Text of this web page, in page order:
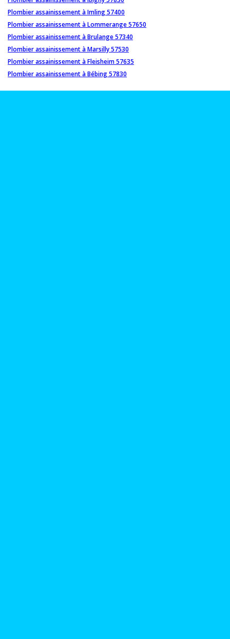
Plombier assainissement à Imling 57400
Plombier assainissement à Lommerange 57650
Plombier assainissement à Brulange 57340
Plombier assainissement à Marsilly 57530
Plombier assainissement à Fleisheim 57635
Plombier assainissement à Bébing 57830